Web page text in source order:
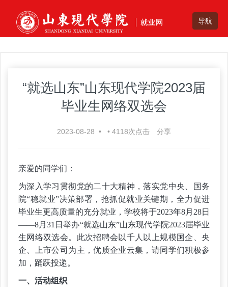
“就选山东”山东现代学院2023届
毕业生网络双选会
2023-08-28 • • 4118次点击 分享
亲爱的同学们：
为深入学习贯彻党的二十大精神，落实党中央、国务
院“稳就业”决策部署，抢抓促就业关键期，全力促进
毕业生更高质量的充分就业，学校将于2023年8月 28日
——8月31 日举办“就选山东”山东现代学院2023届毕业
生网络双选会。此次招聘会以千人以上规模国企、央
企、上市公司为主，优质企业云集，请同学们积极参
加，踊跃投递。
一、活动组织